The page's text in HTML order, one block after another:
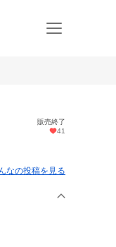
販売終了
41
なの投稿を見る